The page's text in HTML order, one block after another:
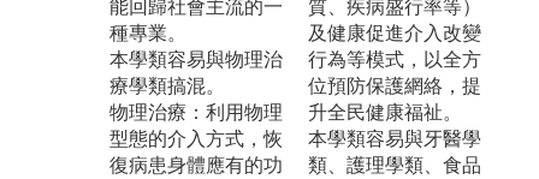
能回歸社會主流的一
種專業。
本學類容易與物理治
療學類搞混。
物理治療：利用物理
型態的介入方式，恢
復病患身體應有的功
質、疾病盛行率等）
及健康促進介入改變
行為等模式，以全方
位預防保護網絡，提
升全民健康福祉。
本學類容易與牙醫學
類、護理學類、食品